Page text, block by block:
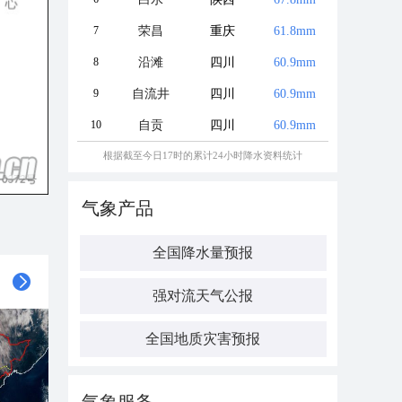
7 荣昌 重庆 61.8mm
8 沿滩 四川 60.9mm
9 自流井 四川 60.9mm
10 自贡 四川 60.9mm
根据截至今日17时的累计24小时降水资料统计
气象产品
全国降水量预报
强对流天气公报
全国地质灾害预报